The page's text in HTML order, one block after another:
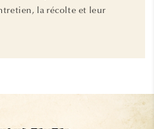
la récolte et leur